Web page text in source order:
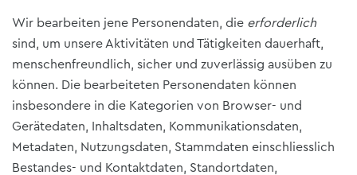
Wir bearbeiten jene Personendaten, die erforderlich
sind, um unsere Aktivitäten und Tätigkeiten dauerhaft,
menschenfreundlich, sicher und zuverlässig ausüben zu
können. Die bearbeiteten Personendaten können
insbesondere in die Kategorien von Browser- und
Gerätedaten, Inhaltsdaten, Kommunikationsdaten,
Metadaten, Nutzungsdaten, Stammdaten einschliesslich
Bestandes- und Kontaktdaten, Standortdaten,